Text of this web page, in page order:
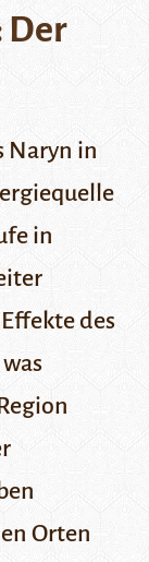
Der
Naryn in
in
des
Orten